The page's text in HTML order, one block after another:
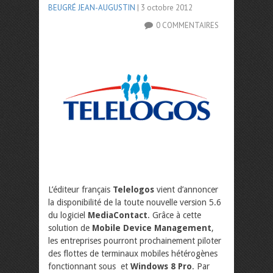
BEUGRÉ JEAN-AUGUSTIN | 3 octobre 2012
0 COMMENTAIRES
L’éditeur français Telelogos vient d’annoncer
la disponibilité de la toute nouvelle version 5.6
du logiciel MediaContact. Grâce à cette
solution de Mobile Device Management,
les entreprises pourront prochainement piloter
des flottes de terminaux mobiles hétérogènes
fonctionnant sous et Windows 8 Pro. Par